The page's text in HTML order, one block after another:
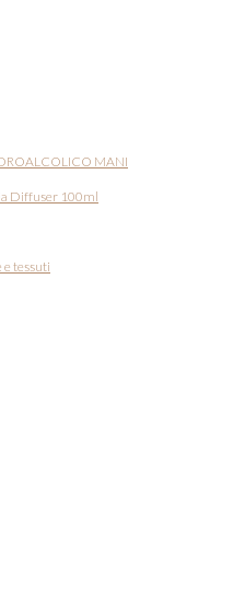
MANI
Diffuser 100ml
tessuti